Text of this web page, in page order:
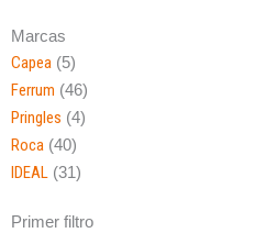
Marcas
Capea (5)
Ferrum (46)
Pringles (4)
Roca (40)
IDEAL (31)
Primer filtro